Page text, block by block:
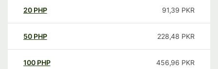
20 PHP 91,39 PKR
50 PHP 228,48 PKR
100 PHP 456,96 PKR